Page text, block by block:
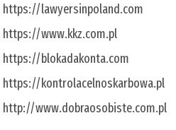
https://lawyersinpoland.com
https://www.kkz.com.pl
https://blokadakonta.com
https://kontrolacelnoskarbowa.pl
http://www.dobraosobiste.com.pl